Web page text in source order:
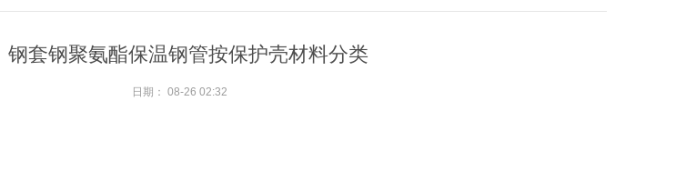
钢套钢聚氨酯保温钢管按保护壳材料分类
日期： 08-26 02:32